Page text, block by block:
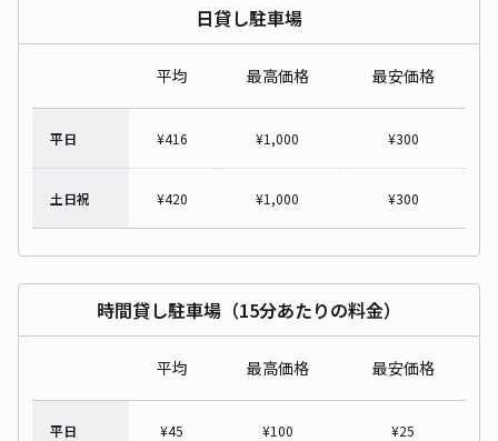
日貸し駐車場
平均 最高価格 最安価格
平日 ¥416 ¥1,000 ¥300
土日祝 ¥420 ¥1,000 ¥300
時間貸し駐車場（15分あたりの料金）
平均 最高価格 最安価格
平日 ¥45 ¥100 ¥25